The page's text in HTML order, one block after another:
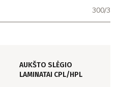
300/3
AUKŠTO SLĖGIO
LAMINATAI CPL/HPL